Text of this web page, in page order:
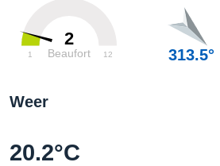
2
Beaufort
1 12 313.5°
Weer
20.2°C